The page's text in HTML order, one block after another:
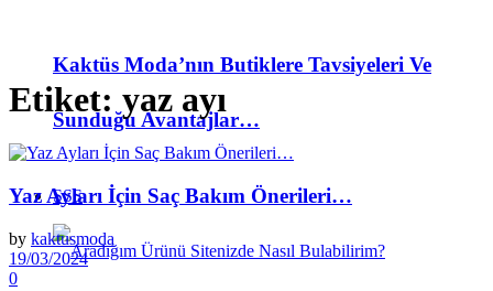
Kaktüs Moda’nın Butiklere Tavsiyeleri Ve
Sunduğu Avantajlar…
SSS
Etiket: yaz ayı
Yaz Ayları İçin Saç Bakım Önerileri…
by kaktusmoda
19/03/2024
0